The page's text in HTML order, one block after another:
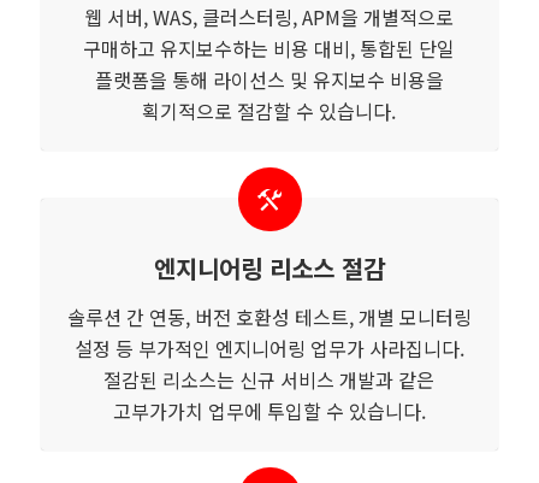
웹 서버, WAS, 클러스터링, APM을 개별적으로
구매하고 유지보수하는 비용 대비, 통합된 단일
플랫폼을 통해 라이선스 및 유지보수 비용을
획기적으로 절감할 수 있습니다.
엔지니어링 리소스 절감
솔루션 간 연동, 버전 호환성 테스트, 개별 모니터링
설정 등 부가적인 엔지니어링 업무가 사라집니다.
절감된 리소스는 신규 서비스 개발과 같은
고부가가치 업무에 투입할 수 있습니다.